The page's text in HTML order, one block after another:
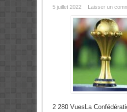
5 juillet 2022 Laisser un
2 280 VuesLa